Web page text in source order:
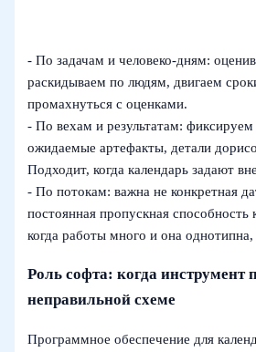
- По задачам и человеко‑дням:
раскидываем по людям, двигаем
промахнуться с оценками.
- По вехам и результатам:
ожидаемые артефакты, детали
Подходит, когда календарь задают
- По потокам: важна не конкретная
постоянная пропускная
когда работы много и она однотипна,
Роль софта: когда инструмент
неправильной схеме
Программное обеспечение для